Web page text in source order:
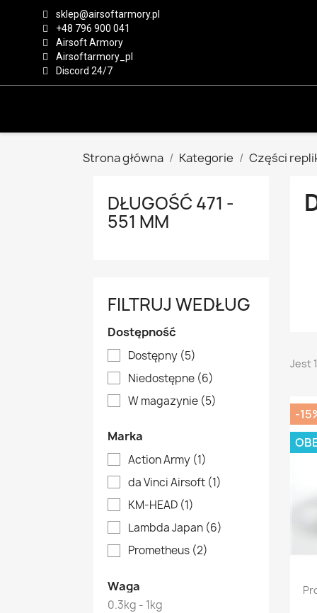
sklep@airsoftarmory.pl
+48 796 900 041
Airsoft Armory
Airsoftarmory_pl
Discord 24/7
Strona główna Kategorie Części
DŁUGOŚĆ 471 -
551 MM
FILTRUJ WEDŁUG
Dostępność
Dostępny (5)
Niedostępne (6)
W magazynie (5)
Marka
Action Army (1)
da Vinci Airsoft (1)
KM-HEAD (1)
Lambda Japan (6)
Prometheus (2)
Waga
0.3kg - 1kg
Jest
-